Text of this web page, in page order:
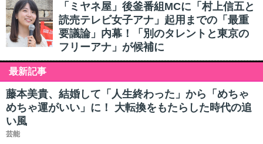
「ミヤネ屋」後釜番組MCに「村上信五と
読売テレビ女子アナ」起用までの「最重
要議論」内幕！「別のタレントと東京の
フリーアナ」が候補に
最新記事
藤本美貴、結婚して「人生終わった」から「めちゃ
めちゃ運がいい」に！ 大転換をもたらした時代の追
い風
芸能